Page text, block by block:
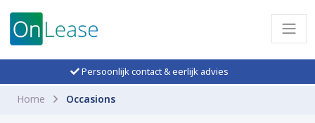
Persoonlijk contact & eerlijk advies
Home Occasions